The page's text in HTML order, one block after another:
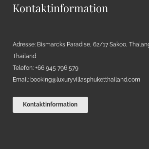
Kontaktinformation
Adresse: Bismarcks Paradise, 62/17 Sakoo,
Thailand
Telefon: +66 945 796 579
Email: booking@luxuryvillasphuketthailand.com
Kontaktinformation